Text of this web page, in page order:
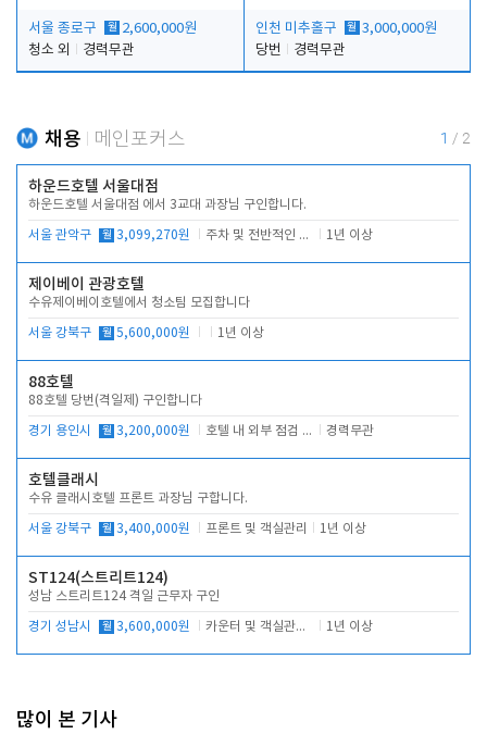
서울 종로구 월 2,600,000원
청소 외
경력무관
인천 미추홀구 월 3,000,000원
당번
경력무관
채용 메인포커스 1 / 2
하운드호텔 서울대점
하운드호텔 서울대점 에서 3교대 과장님 구인합니다.
서울 관악구 월 3,099,270원 주차 및 전반적인 당번업무 1년 이상
제이베이 관광호텔
수유제이베이호텔에서 청소팀 모집합니다
서울 강북구 월 5,600,000원 1년 이상
88호텔
88호텔 당번(격일제) 구인합니다
경기 용인시 월 3,200,000원 호텔 내 외부 점검 및 프런트 운영 경력무관
호텔클래시
수유 클래시호텔 프론트 과장님 구합니다.
서울 강북구 월 3,400,000원 프론트 및 객실관리 1년 이상
ST124(스트리트124)
성남 스트리트124 격일 근무자 구인
경기 성남시 월 3,600,000원 카운터 및 객실관리 전반 1년 이상
많이 본 기사